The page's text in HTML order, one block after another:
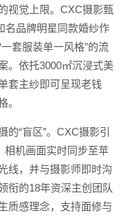
视觉上限。CXC摄影甄
名品牌明星同款婚纱作
套服装单一风格”的流
。依托3000㎡沉浸式美
套主纱即可呈现老钱
。
“盲区”。CXC摄影引
相机画面实时同步至苹
线，并与摄影师即时沟
衔的18年资深主创团队
质感理念，支持面修与